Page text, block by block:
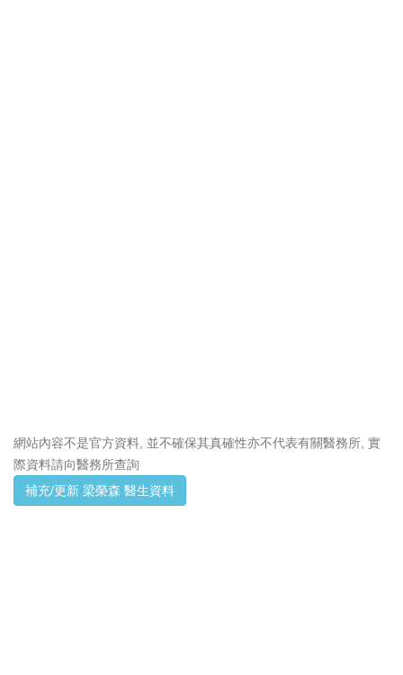
網站內容不是官方資料, 並不確保其真確性亦不代表有關醫務所, 實
際資料請向醫務所查詢
補充/更新 梁榮森 醫生資料